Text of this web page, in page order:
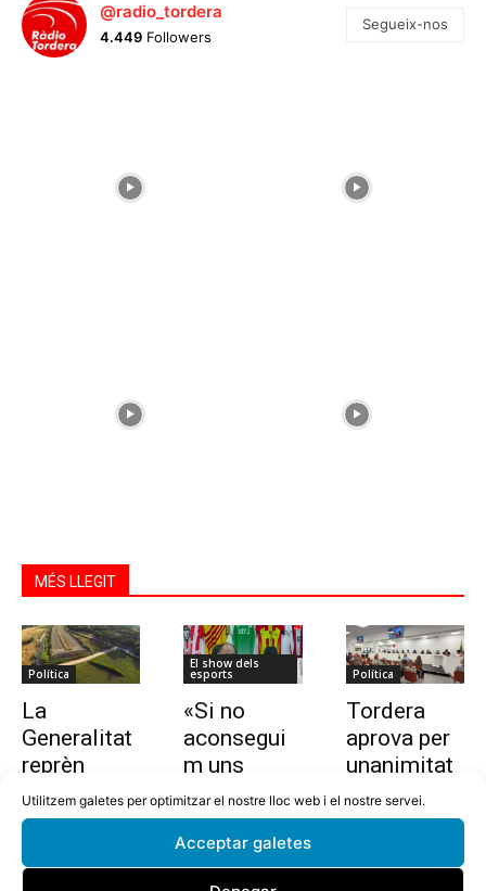
Utilitzem galetes per optimitzar el nostre lloc web i el nostre servei.
Acceptar galetes
@radio_tordera
4.449 Followers
Segueix-nos
MÉS LLEGIT
Política
La
Generalitat
reprèn
l’estudi per
allargar la
Tordera
El show dels
esports
«Si no
aconsegui
m uns
10.000
euros en
dues
setmanes,
Política
Tordera
aprova per
unanimitat
la nova
ordenança i
nt del